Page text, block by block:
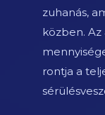
zuhanás,
közben.
rontja a